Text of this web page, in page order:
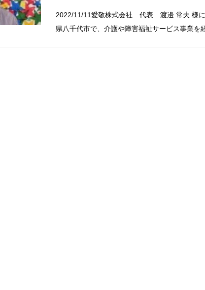
2022/11/11愛敬株式会社 代表 渡邊 常夫 様に
県八千代市で、介護や障害福祉サービス事業を